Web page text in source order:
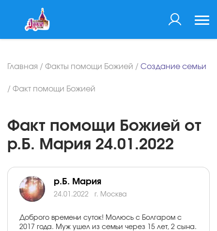
Главная / Факты помощи Божией / Создание семьи
/ Факт помощи Божией
Факт помощи Божией от
р.Б. Мария 24.01.2022
р.Б. Мария
24.01.2022 г. Москва
Доброго времени суток! Молюсь с Болгаром с
2017 года. Муж ушел из семьи через 15 лет, 2 сына.